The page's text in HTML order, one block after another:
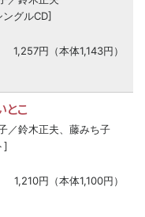
グルCD]
1,257円（本体1,143円）
こ
／鈴木正夫、藤みち子
]
1,210円（本体1,100円）